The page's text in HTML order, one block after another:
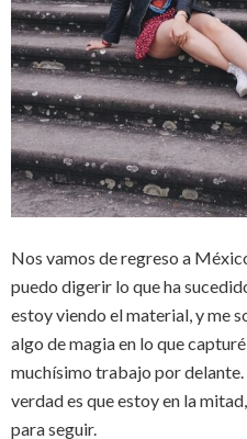
Nos vamos de regreso a
puedo digerir lo que ha
estoy viendo el material, y me
algo de magia en lo que
muchísimo trabajo por
verdad es que estoy en la
para seguir.